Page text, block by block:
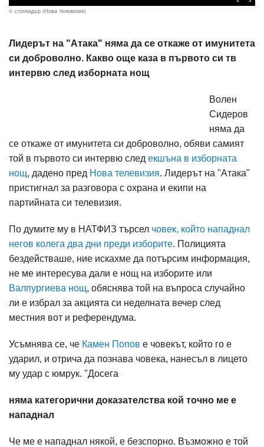
© стопкадър (Нова телевизия)
Лидерът на "Атака" няма да се откаже от имунитета
си доброволно. Какво още каза в първото си тв
интервю след изборната нощ
Волен
Сидеров
няма да
се откаже от имунитета си доброволно, обяви самият
той в първото си интервю след екшъна в изборната
нощ, дадено пред Нова телевизия. Лидерът на "Атака"
пристигнал за разговора с охрана и екипи на
партийната си телевизия.
По думите му в НАТФИЗ търсел човек, който нападнал
негов колега два дни преди изборите. Полицията
бездействаше, ние искахме да потърсим информация,
не ме интересува дали е нощ на изборите или
Валпургиева нощ, обяснява той на въпроса случайно
ли е избрал за акцията си неделната вечер след
местния вот и референдума.
Усъмнява се, че Камен Попов е човекът, който го е
ударил, и отрича да познава човека, нанесъл в лицето
му удар с юмрук. "Досега
няма категорични доказателства кой точно ме е
нападнал
Че ме е нападнал някой, е безспорно. Възможно е той